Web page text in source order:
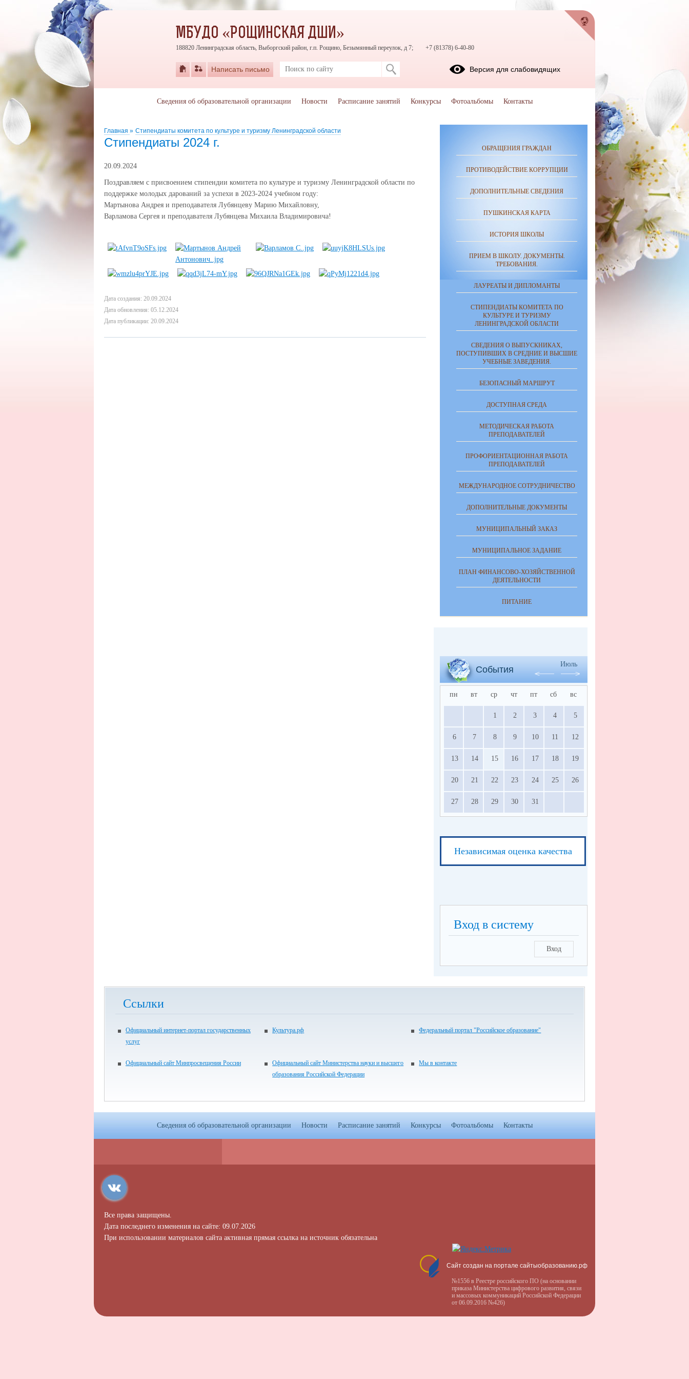
Главная » Стипендиаты комитета по культуре и туризму Ленинградской области
Стипендиаты 2024 г.
20.09.2024
Поздравляем с присвоением стипендии комитета по культуре и туризму Ленинградской области по
поддержке молодых дарований за успехи в 2023-2024 учебном году:
Мартынова Андрея и преподавателя Лубянцеву Марию Михайловну,
Варламова Сергея и преподавателя Лубянцева Михаила Владимировича!
Дата создания: 20.09.2024
Дата обновления: 05.12.2024
Дата публикации: 20.09.2024
ОБРАЩЕНИЯ ГРАЖДАН
ПРОТИВОДЕЙСТВИЕ КОРРУПЦИИ
ДОПОЛНИТЕЛЬНЫЕ СВЕДЕНИЯ
ПУШКИНСКАЯ КАРТА
ИСТОРИЯ ШКОЛЫ
ПРИЕМ В ШКОЛУ. ДОКУМЕНТЫ.
ТРЕБОВАНИЯ.
ЛАУРЕАТЫ И ДИПЛОМАНТЫ
СТИПЕНДИАТЫ КОМИТЕТА ПО
КУЛЬТУРЕ И ТУРИЗМУ
ЛЕНИНГРАДСКОЙ ОБЛАСТИ
СВЕДЕНИЯ О ВЫПУСКНИКАХ,
ПОСТУПИВШИХ В СРЕДНИЕ И ВЫСШИЕ
УЧЕБНЫЕ ЗАВЕДЕНИЯ.
БЕЗОПАСНЫЙ МАРШРУТ
ДОСТУПНАЯ СРЕДА
МЕТОДИЧЕСКАЯ РАБОТА
ПРЕПОДАВАТЕЛЕЙ
ПРОФОРИЕНТАЦИОННАЯ РАБОТА
ПРЕПОДАВАТЕЛЕЙ
МЕЖДУНАРОДНОЕ СОТРУДНИЧЕСТВО
ДОПОЛНИТЕЛЬНЫЕ ДОКУМЕНТЫ
МУНИЦИПАЛЬНЫЙ ЗАКАЗ
МУНИЦИПАЛЬНОЕ ЗАДАНИЕ
ПЛАН ФИНАНСОВО-ХОЗЯЙСТВЕННОЙ
ДЕЯТЕЛЬНОСТИ
ПИТАНИЕ
События
Июль
пн вт ср чт пт сб вс
1 2 3 4 5
6 7 8 9 10 11 12
13 14 15 16 17 18 19
20 21 22 23 24 25 26
27 28 29 30 31
Независимая оценка качества
Вход в систему
Вход
Ссылки
Официальный интернет-портал государственных
услуг
Культура.рф Федеральный портал "Российское образование"
Официальный сайт Минпросвещения России
Официальный сайт Министерства науки и высшего
образования Российской Федерации
Мы в контакте
МБУДО «РОЩИНСКАЯ ДШИ»
188820 Ленинградская область, Выборгский район, г.п. Рощино, Безымянный переулок, д 7; +7 (81378) 6-40-80
Написать письмо Версия для слабовидящих
Сведения об образовательной организации Новости Расписание занятий Конкурсы Фотоальбомы Контакты
Сведения об образовательной организации Новости Расписание занятий Конкурсы Фотоальбомы Контакты
Все права защищены.
Дата последнего изменения на сайте: 09.07.2026
При использовании материалов сайта активная прямая ссылка на источник обязательна
Сайт создан на портале сайтыобразованию.рф
№1556 в Реестре российского ПО (на основании
приказа Министерства цифрового развития, связи
и массовых коммуникаций Российской Федерации
от 06.09.2016 №426)